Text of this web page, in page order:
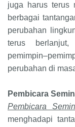
juga harus terus
berbagai
perubahan
terus berlanjut,
perubahan di
Pembicara
Pembicara
menghadapi